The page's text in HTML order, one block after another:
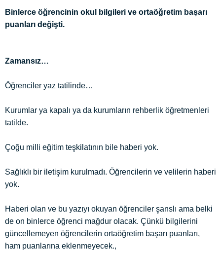
Binlerce öğrencinin okul bilgileri ve ortaöğretim başarı
puanları değişti.
Zamansız…
Öğrenciler yaz tatilinde…
Kurumlar ya kapalı ya da kurumların rehberlik öğretmenleri
tatilde.
Çoğu milli eğitim teşkilatının bile haberi yok.
Sağlıklı bir iletişim kurulmadı. Öğrencilerin ve velilerin haberi
yok.
Haberi olan ve bu yazıyı okuyan öğrenciler şanslı ama belki
de on binlerce öğrenci mağdur olacak. Çünkü bilgilerini
güncellemeyen öğrencilerin ortaöğretim başarı puanları,
ham puanlarına eklenmeyecek.,